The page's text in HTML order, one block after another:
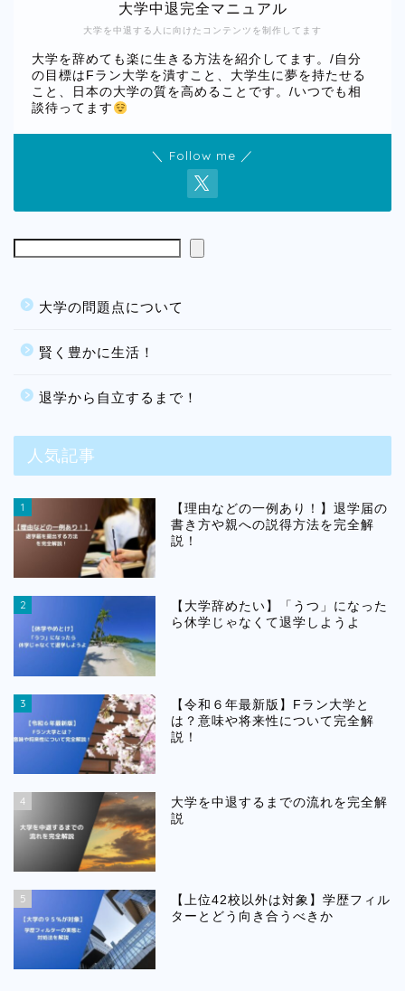
大学を中退する人に向けたコンテンツを制作してます
大学中退完全マニュアル
大学を辞めても楽に生きる方法を紹介してます。/自分
の目標はFラン大学を潰すこと、大学生に夢を持たせる
こと、日本の大学の質を高めることです。/いつでも相
談待ってます
＼ Follow me ／
大学の問題点について
賢く豊かに生活！
退学から自立するまで！
人気記事
1
【理由などの一例あり！】退学届の
書き方や親への説得方法を完全解
説！
2
【大学辞めたい】「うつ」になった
ら休学じゃなくて退学しようよ
3
【令和６年最新版】Fラン大学と
は？意味や将来性について完全解
説！
4
大学を中退するまでの流れを完全解
説
5
【上位42校以外は対象】学歴フィル
ターとどう向き合うべきか